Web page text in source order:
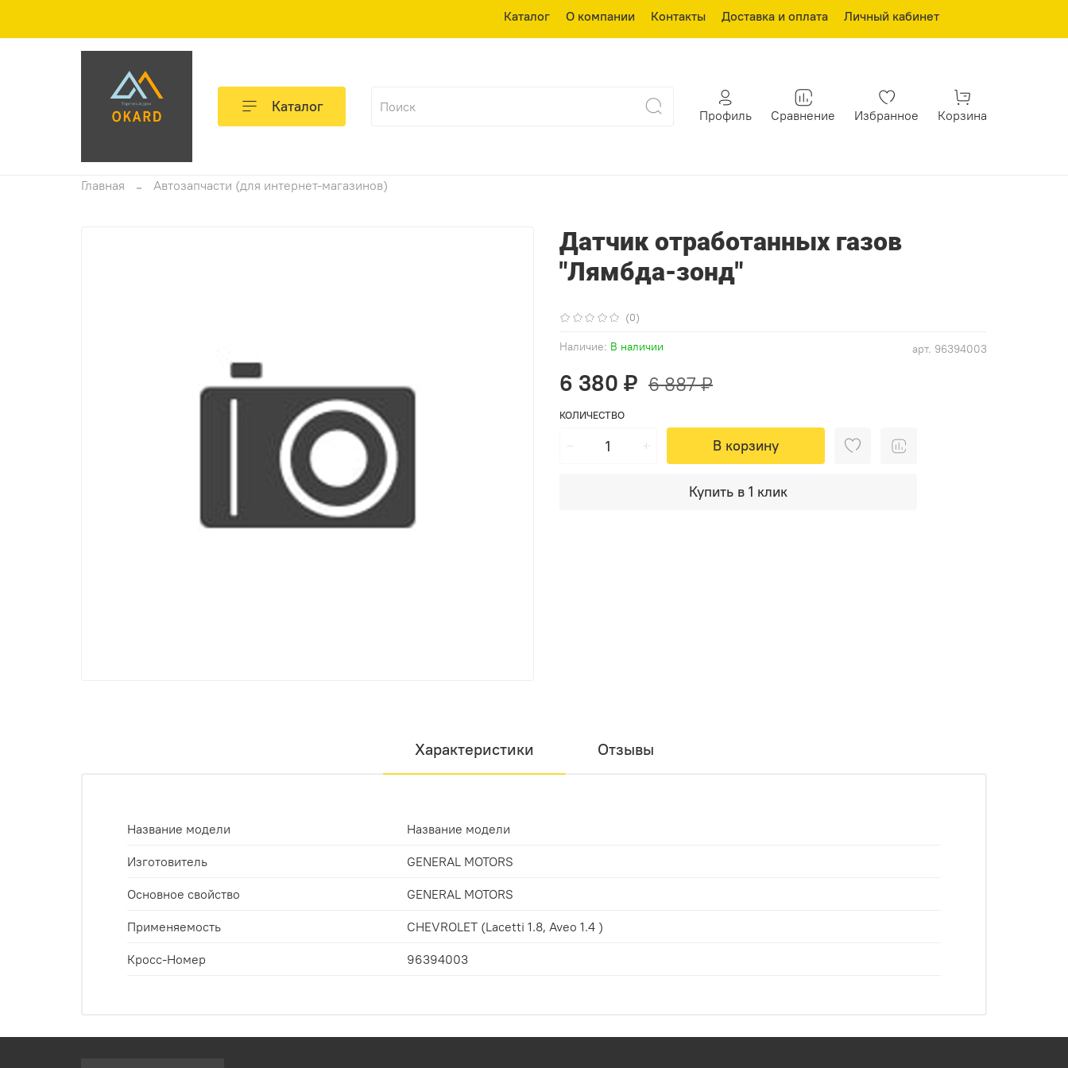
Каталог О компании Контакты Доставка и оплата Личный кабинет
Каталог Профиль Сравнение Избранное Корзина
Главная Автозапчасти (для интернет-магазинов)
(0)
арт. 96394003
Наличие: В наличии
Датчик отработанных газов
"Лямбда-зонд"
6 380 ₽ 6 887 ₽
КОЛИЧЕСТВО
В корзину
Купить в 1 клик
Характеристики Отзывы
Название модели Название модели
Изготовитель GENERAL MOTORS
Основное свойство GENERAL MOTORS
Применяемость CHEVROLET (Lacetti 1.8, Aveo 1.4 )
Кросс-Номер 96394003